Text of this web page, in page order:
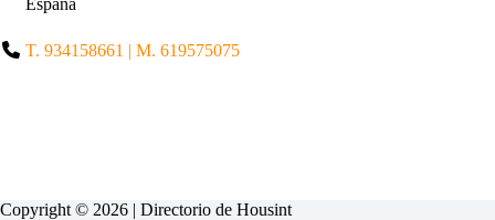
T. 934158661 | M. 619575075
Copyright © 2026 | Directorio de Housint